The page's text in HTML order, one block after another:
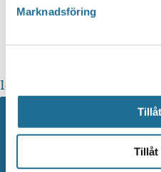
Marknadsföring
Tillåt
Idag
Kommande